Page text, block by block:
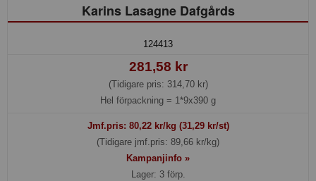
Karins Lasagne Dafgårds
124413
281,58 kr
(Tidigare pris: 314,70 kr)
Hel förpackning = 1*9x390 g
Jmf.pris: 80,22kr/kg (31,29 kr/st)
(Tidigare jmf.pris: 89,66 kr/kg)
Kampanjinfo »
Lager: 3 förp.